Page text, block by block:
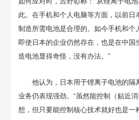
此。在手机和个人电脑等方面，以前日
制造所需电池是合理的。如今手机和个
即使日本的企业仍然存在，也是在中国
造电池显得奇怪，没有办法。”
他认为，日本用于锂离子电池的隔
业务仍表现强劲。“虽然能控制（贴近
想，但只要能控制核心技术就好也是